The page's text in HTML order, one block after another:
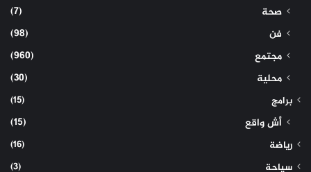
صحة
(7)
فن
(98)
مجتمع
(960)
محلية
(30)
برامج (15)
أش واقع (15)
رياضة
(16)
سياحة
(3)